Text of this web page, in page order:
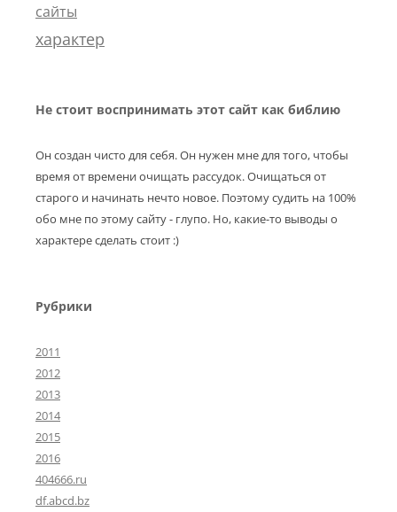
сайты
характер
Не стоит воспринимать этот сайт как библию
Он создан чисто для себя. Он нужен мне для того, чтобы
время от времени очищать рассудок. Очищаться от
старого и начинать нечто новое. Поэтому судить на 100%
обо мне по этому сайту - глупо. Но, какие-то выводы о
характере сделать стоит :)
Рубрики
2011
2012
2013
2014
2015
2016
404666.ru
df.abcd.bz